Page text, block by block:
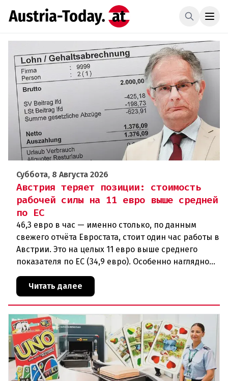
Суббота, 8 Августа 2026
Австрия теряет позиции: стоимость
рабочей силы на 11 евро выше средней
по ЕС
46,3 евро в час — именно столько, по данным
свежего отчёта Евростата, стоит один час работы в
Австрии. Это на целых 11 евро выше среднего
показателя по ЕС (34,9 евро). Особенно наглядно
конкурентное о
Читать далее